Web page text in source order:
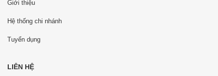
Giới thiệu
Hệ thống chi nhánh
Tuyển dụng
LIÊN HỆ